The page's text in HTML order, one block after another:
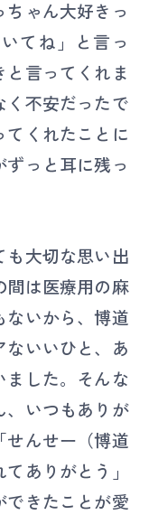
ゃん大好きっ
てね」と言っ
言ってくれま
く不安だったで
てくれたことに
っと耳に残っ
も大切な思い出
間は医療用の麻
ないから、博道
いいひと、あ
ました。そんな
、いつもありが
せんせー（博道
ありがとう」
できたことが愛